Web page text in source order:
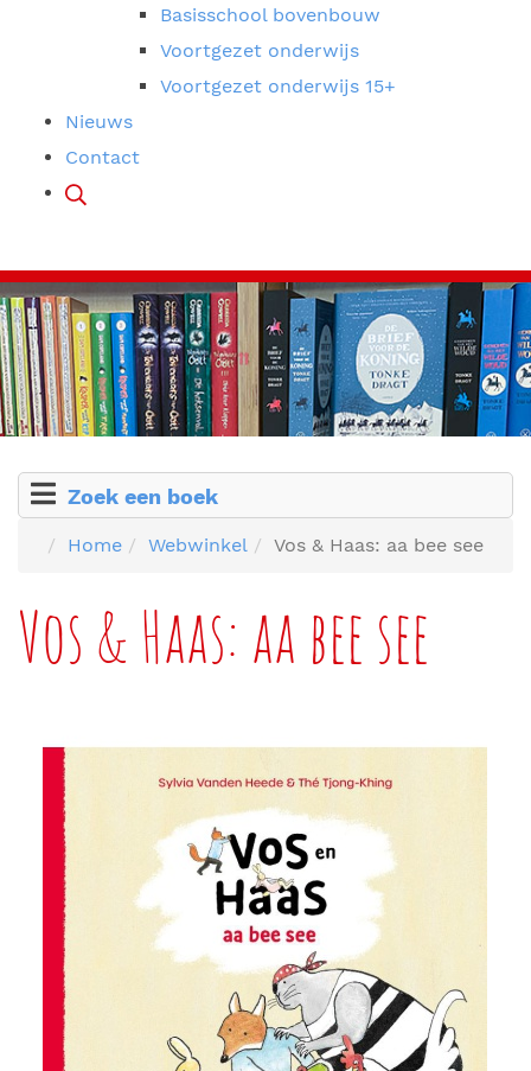
Basisschool bovenbouw
Voortgezet onderwijs
Voortgezet onderwijs 15+
Nieuws
Contact
Zoek een boek
Home Webwinkel Vos & Haas: aa bee see
Vos & Haas: aa bee see